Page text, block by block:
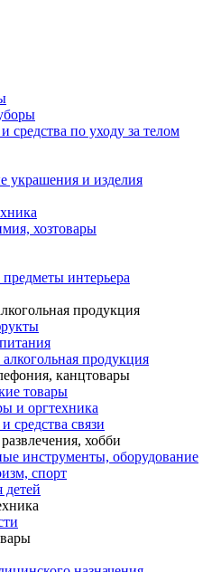
средства по уходу за телом
украшения и изделия
хозтовары
интерьера
продукция
продукция
канцтовары
товары
и оргтехника
средства связи
хобби
инструменты, оборудование
спорт
детей